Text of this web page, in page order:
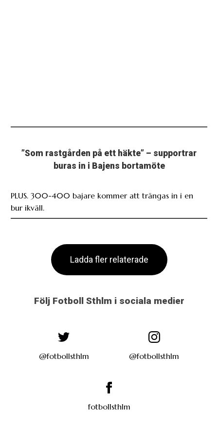
”Som rastgården på ett häkte” – supportrar
buras in i Bajens bortamöte
PLUS. 300-400 bajare kommer att trängas in i en
bur ikväll.
Ladda fler relaterade
Följ Fotboll Sthlm i sociala medier
@fotbollsthlm @fotbollsthlm
fotbollsthlm